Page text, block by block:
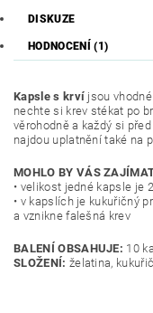
DISKUZE
HODNOCENÍ (1)
Kapsle s krví jsou
nechte si krev stékat po
věrohodně a každý si
najdou uplatnění také na
MOHLO BY VÁS
• velikost jedné kapsle je
• v kapslích je kukuřičný
a vznikne falešná krev
BALENÍ OBSAHUJE: 10
SLOŽENÍ: želatina,